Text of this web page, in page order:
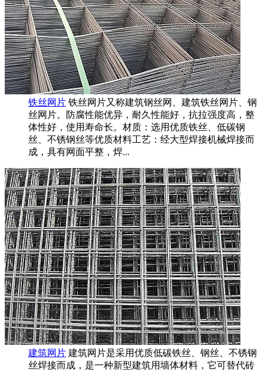
铁丝网片 铁丝网片又称建筑钢丝网、建筑铁丝网片、钢
丝网片。防腐性能优异，耐久性能好，抗拉强度高，整
体性好，使用寿命长。材质：选用优质铁丝、低碳钢
丝、不锈钢丝等优质材料工艺：经大型焊接机械焊接而
成，具有网面平整，焊...
建筑网片 建筑网片是采用优质低碳铁丝、钢丝、不锈钢
丝焊接而成，是一种新型建筑用墙体材料，它可替代砖